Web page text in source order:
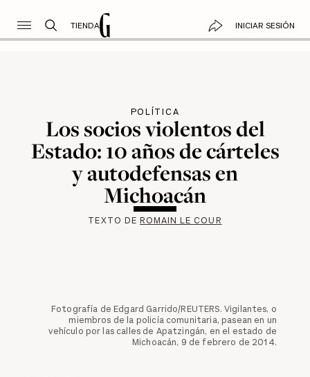
TIENDA INICIAR SESIÓN
POLÍTICA
Los socios violentos del
Estado: 10 años de cárteles
y autodefensas en
Michoacán
TEXTO DE ROMAIN LE COUR
Fotografía de Edgard Garrido/REUTERS. Vigilantes, o
miembros de la policía comunitaria, pasean en un
vehículo por las calles de Apatzingán, en el estado de
Michoacán, 9 de febrero de 2014.